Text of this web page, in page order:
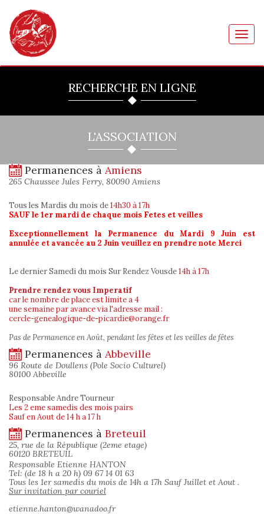
RECHERCHE EN LIGNE
L'ASSOCIATION
Permanences à Amiens
265 Chaussee Jules Ferry, 80090 Amiens
Tous les Mardis du mois de14h30 à 17h
SAUF le 1er mardi de chaque mois Fetes et veilles
Exceptionnellement la Permanence du Mardi 9 Juin est
annulée et avancée au 2 Juin veuillez en prendre note Merci
Le dernier Samedi du mois Sur Rendez Vousde14h à 17h
Prendre rendez vous Imperatif
car le nombre de place est limite a 4
une semaine par avance via l'adresse mail :
cercle-genealogique-de-picardie@orange.fr
Pas de Permanence en Août, pendant les fêtes et les veilles de fêtes
Permanences à Abbeville
96 Route de Doullens (Pole Socio Culturel)
80100 Abbeville
Responsable Andre Tourneur
Les 2 eme samedis des mois pairs
Sauf en Aout de 14 h a 17 h
Permanences à Breteuil
25, rue de la République (2eme etage)
60120 BRETEUIL
Responsable Etienne HANTON
Tel: (de 18 h a 20 h) 09 67 14 01 63
Tous les 1er samedis du mois de 14h a 17h Sauf Juillet et Aout .
Sur invitation par couriel
etienne.hanton@wanadoo.fr